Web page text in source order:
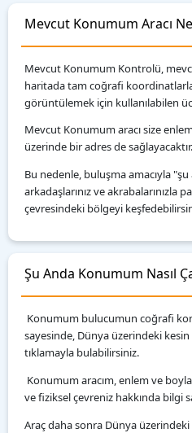
Mevcut Konumum Aracı
Mevcut Konumum Kontrolü,
haritada tam coğrafi
görüntülemek için kullanılabilen
Mevcut Konumum aracı size
üzerinde bir adres de sağlayacaktır.
Bu nedenle, buluşma amacıyla
arkadaşlarınız ve akrabalarınızla
çevresindeki bölgeyi
Şu Anda Konumum Nasıl
Konumum bulucumun coğrafi
sayesinde, Dünya üzerindeki
tıklamayla bulabilirsiniz.
Konumum aracım, enlem ve
ve fiziksel çevreniz hakkında bilgi
Araç daha sonra Dünya